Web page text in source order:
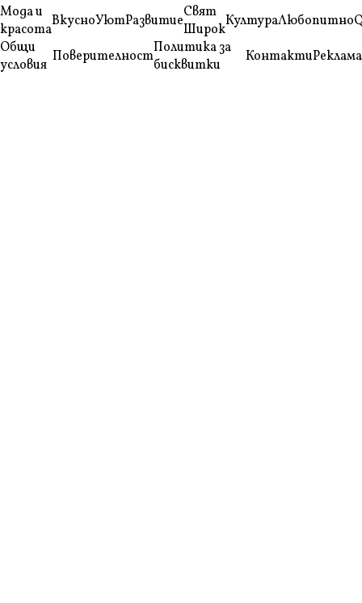
Мода и
красотаВкусноУютРазвитиеСвят
ШирокКултураЛюбопитно
Общи
условия ПоверителностПолитика за
бисквитки
КонтактиРеклама